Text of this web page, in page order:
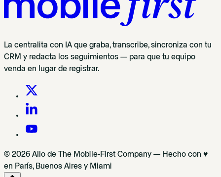
La centralita con IA que graba, transcribe, sincroniza con tu
CRM y redacta los seguimientos — para que tu equipo
venda en lugar de registrar.
© 2026 Allo de The Mobile-First Company — Hecho con ♥
en París, Buenos Aires y Miami